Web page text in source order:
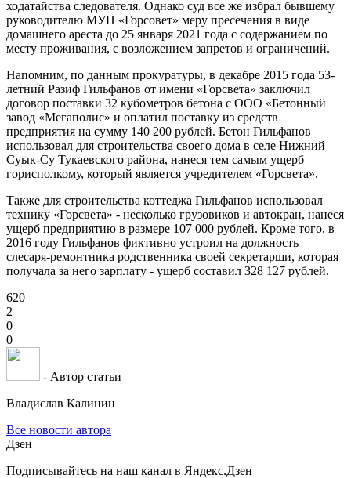
ходатайства следователя. Однако суд все же избрал бывшему
руководителю МУП «Горсовет» меру пресечения в виде
домашнего ареста до 25 января 2021 года с содержанием по
месту проживания, с возложением запретов и ограничений.
Напомним, по данным прокуратуры, в декабре 2015 года 53-
летний Разиф Гильфанов от имени «Горсвета» заключил
договор поставки 32 кубометров бетона с ООО «Бетонный
завод «Мегаполис» и оплатил поставку из средств
предприятия на сумму 140 200 рублей. Бетон Гильфанов
использовал для строительства своего дома в селе Нижний
Суык-Су Тукаевского района, нанеся тем самым ущерб
горисполкому, который является учредителем «Горсвета».
Также для строительства коттеджа Гильфанов использовал
технику «Горсвета» - несколько грузовиков и автокран, нанеся
ущерб предприятию в размере 107 000 рублей. Кроме того, в
2016 году Гильфанов фиктивно устроил на должность
слесаря-ремонтника родственника своей секретарши, которая
получала за него зарплату - ущерб составил 328 127 рублей.
620
2
0
0
- Автор статьи
Владислав Калинин
Все новости автора
Дзен
Подписывайтесь на наш канал в Яндекс.Дзен